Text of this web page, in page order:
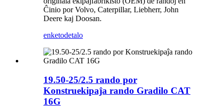
Ĉinio por Volvo, Caterpillar, Liebherr, John
Deere kaj Doosan.
enketodetalo
19.50-25/2.5 rando por
Konstruekipaĵa rando Gradilo CAT
16G